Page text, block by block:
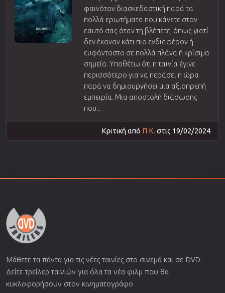
φαινόταν διασκεδαστική παρά τα
πολλά ερωτήματα που κάνετε στον
εαυτό σας όταν τη βλέπετε, όπως γιατί
δεν έκαναν κάτι πιο ενδιαφέρον ή
ευφάνταστο σε πολλά πλάνα ή κρίσιμα
σημεία. Υποθέτω ότι η ταινία έγινε
περισσότερο για να περάσει η ώρα
παρά να δημιουργήσει μια αξιοπρεπή
εμπειρία. Μια αποστολή διάσωσης
που...
Κριτική από Π.Κ. στις 19/02/2024
Μάθετε τα πάντα για τις νέες ταινίες στο σινεμά και σε DVD.
Δείτε τρείλερ ταινιών για όλα τα νέα φιλμ που θα
κυκλοφορήσουν στον κινηματογράφο